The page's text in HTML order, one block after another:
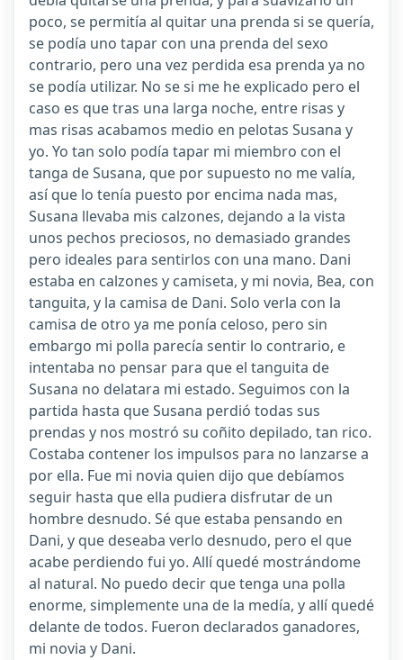
poco, se permitía al quitar una prenda si se quería,
se podía uno tapar con una prenda del sexo
contrario, pero una vez perdida esa prenda ya no
se podía utilizar. No se si me he explicado pero el
caso es que tras una larga noche, entre risas y
mas risas acabamos medio en pelotas Susana y
yo. Yo tan solo podía tapar mi miembro con el
tanga de Susana, que por supuesto no me valía,
así que lo tenía puesto por encima nada mas,
Susana llevaba mis calzones, dejando a la vista
unos pechos preciosos, no demasiado grandes
pero ideales para sentirlos con una mano. Dani
estaba en calzones y camiseta, y mi novia, Bea, con
tanguita, y la camisa de Dani. Solo verla con la
camisa de otro ya me ponía celoso, pero sin
embargo mi polla parecía sentir lo contrario, e
intentaba no pensar para que el tanguita de
Susana no delatara mi estado. Seguimos con la
partida hasta que Susana perdió todas sus
prendas y nos mostró su coñito depilado, tan rico.
Costaba contener los impulsos para no lanzarse a
por ella. Fue mi novia quien dijo que debíamos
seguir hasta que ella pudiera disfrutar de un
hombre desnudo. Sé que estaba pensando en
Dani, y que deseaba verlo desnudo, pero el que
acabe perdiendo fui yo. Allí quedé mostrándome
al natural. No puedo decir que tenga una polla
enorme, simplemente una de la medía, y allí quedé
delante de todos. Fueron declarados ganadores,
mi novia y Dani.